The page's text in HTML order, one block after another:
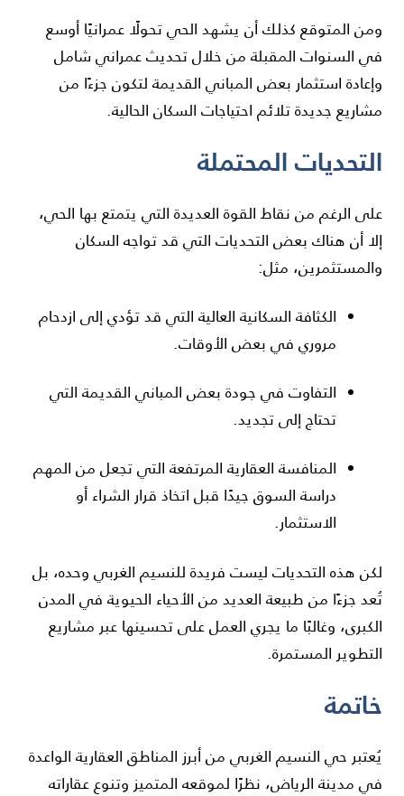
ومن المتوقع كذلك أن يشهد الحي تحولًا عمرانيًا أوسع
في السنوات المقبلة من خلال تحديث عمراني شامل
وإعادة استثمار بعض المباني القديمة لتكون جزءًا من
مشاريع جديدة تلائم احتياجات السكان الحالية.
التحديات المحتملة
على الرغم من نقاط القوة العديدة التي يتمتع بها الحي،
إلا أن هناك بعض التحديات التي قد تواجه السكان
والمستثمرين، مثل:
الكثافة السكانية العالية التي قد تؤدي إلى ازدحام
مروري في بعض الأوقات.
التفاوت في جودة بعض المباني القديمة التي
تحتاج إلى تجديد.
المنافسة العقارية المرتفعة التي تجعل من المهم
دراسة السوق جيدًا قبل اتخاذ قرار الشراء أو
الاستثمار.
لكن هذه التحديات ليست فريدة للنسيم الغربي وحده، بل
تُعد جزءًا من طبيعة العديد من الأحياء الحيوية في المدن
الكبرى، وغالبًا ما يجري العمل على تحسينها عبر مشاريع
التطوير المستمرة.
خاتمة
يُعتبر حي النسيم الغربي من أبرز المناطق العقارية الواعدة
في مدينة الرياض، نظرًا لموقعه المتميز وتنوع عقاراته